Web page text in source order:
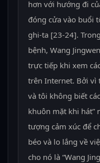
hơn với hướng đi
đóng cửa vào buổi
ghi-ta [23-24].
bệnh, Wang
trực tiếp khi xem
trên Internet. Bởi vì
và tôi không biết
khuôn mặt khi hát”
tượng cảm xúc để
béo và lo lắng về
cho nó là “Wang